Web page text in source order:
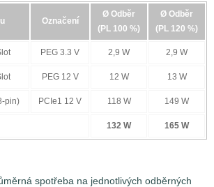
najednou podle toho, kolika pomocnými
daná grafická karta disponuje.
pak nesou označení PEG 3.3V,
(konektor 1-3).
odběrů (Peak)
Označení
Ø Odběr
(PL 100 %)
Ø Odběr
(PL 120 %)
PEG 3.3 V 2,9 W 2,9 W
PEG 12 V 12 W 13 W
pin) PCIe1 12 V 118 W 149 W
132 W 165 W
spotřeba na jednotlivých odběrných